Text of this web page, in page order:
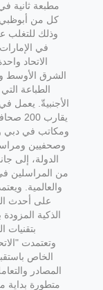
مطبعة ثانية
كل من
وذلك للتغلب
في
الاتحاد
الشرق الأوسط
الطباعة
الأجنبيةّ. يعمل
يقارب
ومكاتب في دبي
وصحفيين
الدولة، إلى
من المراسلين
والعالمية.
على أحدث
الذكية
بتقنيات
وتعتمدت
الخاص
المصادر
متطورة بداية